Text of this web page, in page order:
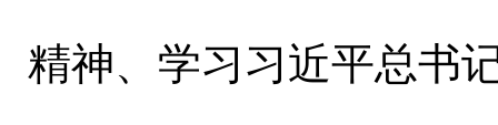
精神、学习习近平总书